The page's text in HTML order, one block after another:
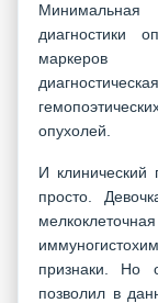
Минимальная
диагностики
маркеров
опухолей.
И
просто.
признаки. Но
позволил в